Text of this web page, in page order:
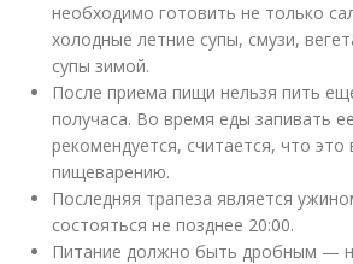
необходимо готовить не только
холодные летние супы, смузи,
супы зимой.
После приема пищи нельзя пить
получаса. Во время еды запивать
рекомендуется, считается, что это
пищеварению.
Последняя трапеза является
состояться не позднее 20:00.
Питание должно быть дробным —